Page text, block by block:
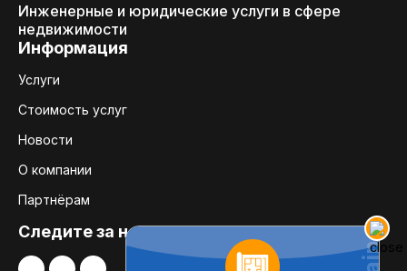
Инженерные и юридические услуги в сфере
недвижимости
Информация
Услуги
Стоимость услуг
Новости
О компании
Партнёрам
Следите за нами: